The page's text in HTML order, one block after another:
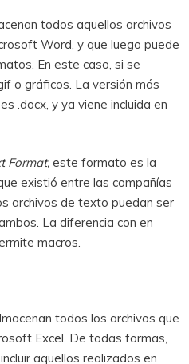
todos aquellos archivos
Word, y que luego puede
En este caso, si se
o gráficos. La versión más
.docx, y ya viene incluida en
Format, este formato es la
existió entre las compañías
archivos de texto puedan ser
La diferencia con en
macros.
todos los archivos que
Excel. De todas formas,
aquellos realizados en